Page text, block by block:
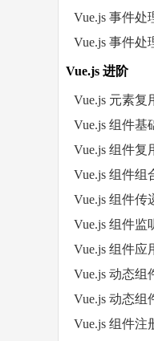
Vue.js 进阶
Vue.js 元素复
Vue.js 组件基
Vue.js 组件复
Vue.js 组件组
Vue.js 组件传
Vue.js 组件监
Vue.js 组件应
Vue.js 动态组
Vue.js 组件注